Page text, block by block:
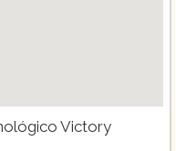
Victory